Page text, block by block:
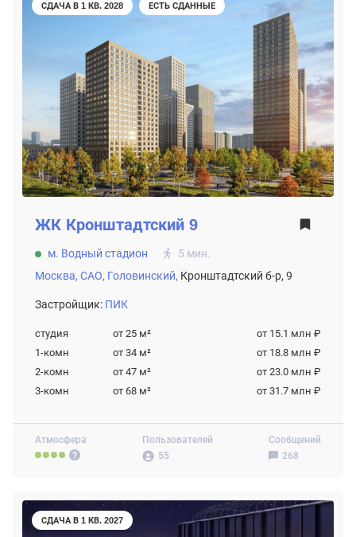
СДАЧА В 1 КВ. 2028 ЕСТЬ СДАННЫЕ
Атмосфера
Пользователей
55
Сообщений
268
ЖК Кронштадтский 9
м. Водный стадион
5 мин.
Москва, САО, Головинский, Кронштадтский б-р, 9
Застройщик: ПИК
студия от 25 м²
от 15.1 млн ₽
1-комн
от 34 м²
от 18.8 млн ₽
2-комн
от 47 м²
от 23.0 млн ₽
3-комн
от 68 м² от 31.7 млн ₽
СДАЧА В 1 КВ. 2027